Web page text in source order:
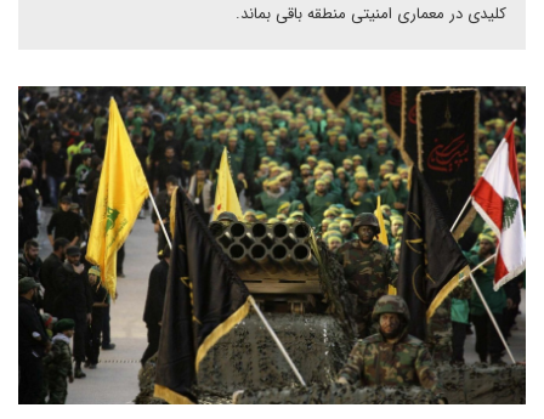
کلیدی در معماری امنیتی منطقه باقی بماند.